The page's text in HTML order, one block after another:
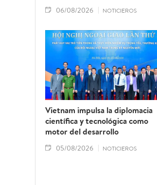
06/08/2026 NOTICIEROS
Vietnam impulsa la diplomacia
científica y tecnológica como
motor del desarrollo
05/08/2026 NOTICIEROS